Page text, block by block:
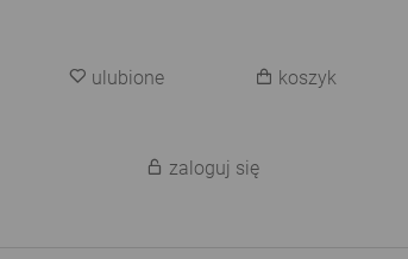
ulubione koszyk
zaloguj się